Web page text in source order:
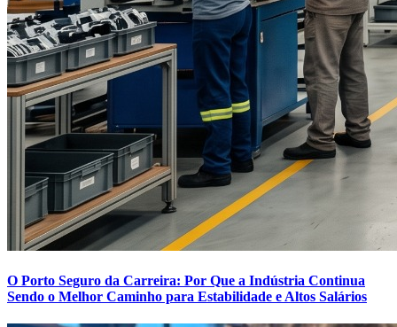
O Porto Seguro da Carreira: Por Que a Indústria Continua
Sendo o Melhor Caminho para Estabilidade e Altos Salários